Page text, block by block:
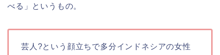
べる」というもの。
芸人?という顔立ちで多分インドネシアの女性